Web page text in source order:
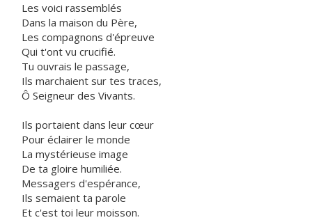
Les voici rassemblés
Dans la maison du Père,
Les compagnons d'épreuve
Qui t'ont vu crucifié.
Tu ouvrais le passage,
Ils marchaient sur tes traces,
Ô Seigneur des Vivants.
Ils portaient dans leur cœur
Pour éclairer le monde
La mystérieuse image
De ta gloire humiliée.
Messagers d'espérance,
Ils semaient ta parole
Et c'est toi leur moisson.